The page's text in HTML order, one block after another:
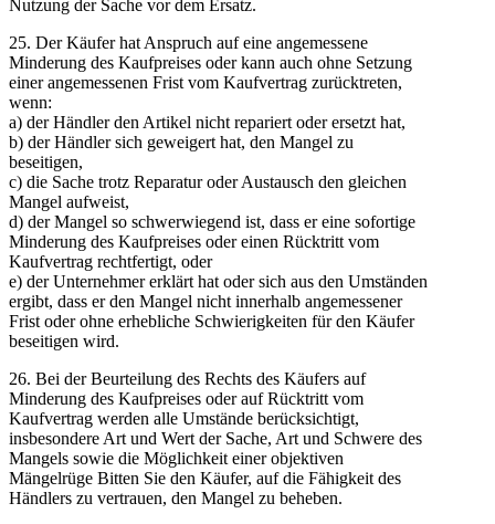
Nutzung der Sache vor dem Ersatz.
25. Der Käufer hat Anspruch auf eine angemessene
Minderung des Kaufpreises oder kann auch ohne Setzung
einer angemessenen Frist vom Kaufvertrag zurücktreten,
wenn:
a) der Händler den Artikel nicht repariert oder ersetzt hat,
b) der Händler sich geweigert hat, den Mangel zu
beseitigen,
c) die Sache trotz Reparatur oder Austausch den gleichen
Mangel aufweist,
d) der Mangel so schwerwiegend ist, dass er eine sofortige
Minderung des Kaufpreises oder einen Rücktritt vom
Kaufvertrag rechtfertigt, oder
e) der Unternehmer erklärt hat oder sich aus den Umständen
ergibt, dass er den Mangel nicht innerhalb angemessener
Frist oder ohne erhebliche Schwierigkeiten für den Käufer
beseitigen wird.
26. Bei der Beurteilung des Rechts des Käufers auf
Minderung des Kaufpreises oder auf Rücktritt vom
Kaufvertrag werden alle Umstände berücksichtigt,
insbesondere Art und Wert der Sache, Art und Schwere des
Mangels sowie die Möglichkeit einer objektiven
Mängelrüge Bitten Sie den Käufer, auf die Fähigkeit des
Händlers zu vertrauen, den Mangel zu beheben.